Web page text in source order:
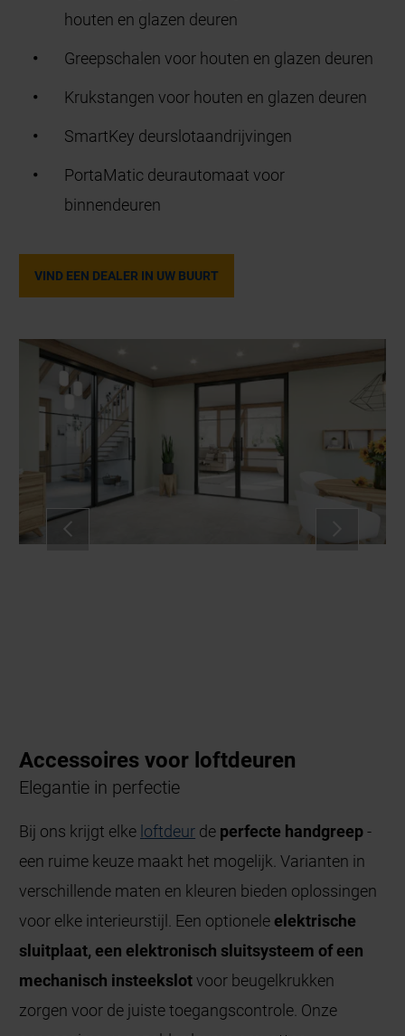
houten en glazen deuren
Greepschalen voor houten en glazen deuren
Krukstangen voor houten en glazen deuren
SmartKey deurslotaandrijvingen
PortaMatic deurautomaat voor
binnendeuren
VIND EEN DEALER IN UW BUURT
Accessoires voor loftdeuren
Elegantie in perfectie
Bij ons krijgt elke oftdeur de perfecte handgreep-
een ruime keuze maakt het mogelijk. Varianten in
verschillende maten en kleuren bieden oplossingen
voor elke interieurstijl. Een optionele elektrische
sluitplaat, een elektronisch sluitsysteem of een
mechanisch insteekslotvoor beugelkrukken
zorgen voor de juiste toegangscontrole. Onze